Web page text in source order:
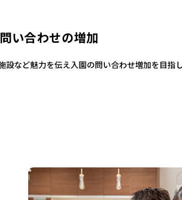
い合わせの増加
設など魅力を伝え入園の問い合わせ増加を目指